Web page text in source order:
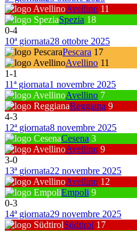
Avellino 11
Spezia 18
0-4
10ª giornata28 ottobre 2025
Pescara 17
Avellino 11
1-1
11ª giornata1 novembre 2025
Avellino 7
Reggiana 9
4-3
12ª giornata8 novembre 2025
Cesena 3
Avellino 9
3-0
13ª giornata22 novembre 2025
Avellino 12
Empoli 9
0-3
14ª giornata29 novembre 2025
Südtirol 17